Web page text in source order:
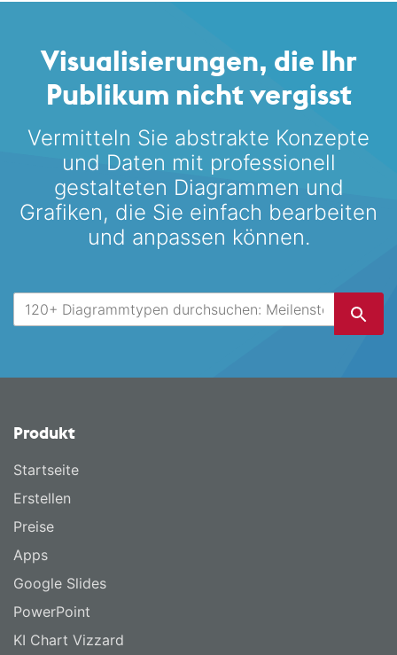
Visualisierungen, die Ihr
Publikum nicht vergisst
Vermitteln Sie abstrakte Konzepte
und Daten mit professionell
gestalteten Diagrammen und
Grafiken, die Sie einfach bearbeiten
und anpassen können.
Produkt
Startseite
Erstellen
Preise
Apps
Google Slides
PowerPoint
KI Chart Vizzard